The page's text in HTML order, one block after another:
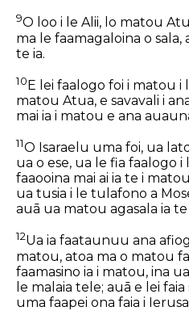
9O loo i le Alii, lo matou
ma le faamagaloina o sala,
te ia.
10E lei faalogo foi i matou i
matou Atua, e savavali i
mai ia i matou e ana
11O Isaraelu uma foi, ua
ua o ese, ua le fia faalogo
faaooina mai ai ia te i
ua tusia i le tulafono a
auā ua matou agasala ia te
12Ua ia faataunuu ana
matou, atoa ma o matou
faamasino ia i matou, ina
le malaia tele; auā e lei
uma faapei ona faia i